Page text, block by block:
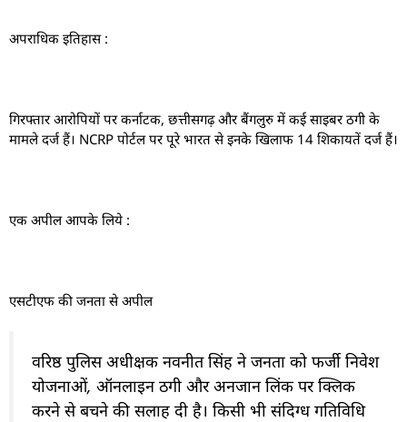
अपराधिक इतिहास :
गिरफ्तार आरोपियों पर कर्नाटक, छत्तीसगढ़ और बैंगलुरु में कई साइबर ठगी के
मामले दर्ज हैं। NCRP पोर्टल पर पूरे भारत से इनके खिलाफ 14 शिकायतें दर्ज हैं।
एक अपील आपके लिये :
एसटीएफ की जनता से अपील
वरिष्ठ पुलिस अधीक्षक नवनीत सिंह ने जनता को फर्जी निवेश
योजनाओं, ऑनलाइन ठगी और अनजान लिंक पर क्लिक
करने से बचने की सलाह दी है। किसी भी संदिग्ध गतिविधि